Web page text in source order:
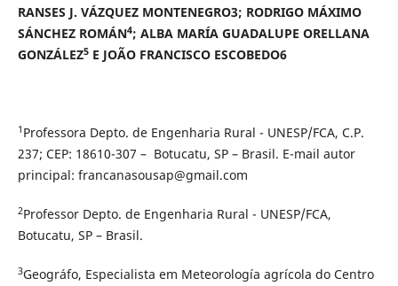
RANSES J. VÁZQUEZ MONTENEGRO3; RODRIGO MÁXIMO
SÁNCHEZ ROMÁN4; ALBA MARÍA GUADALUPE ORELLANA
GONZÁLEZ5 E JOÃO FRANCISCO ESCOBEDO6
1 Professora Depto. de Engenharia Rural - UNESP/FCA, C.P.
237; CEP: 18610-307 – Botucatu, SP – Brasil. E-mail autor
principal: francanasousap@gmail.com
2Professor Depto. de Engenharia Rural - UNESP/FCA,
Botucatu, SP – Brasil.
3Geográfo, Especialista em Meteorología agrícola do Centro